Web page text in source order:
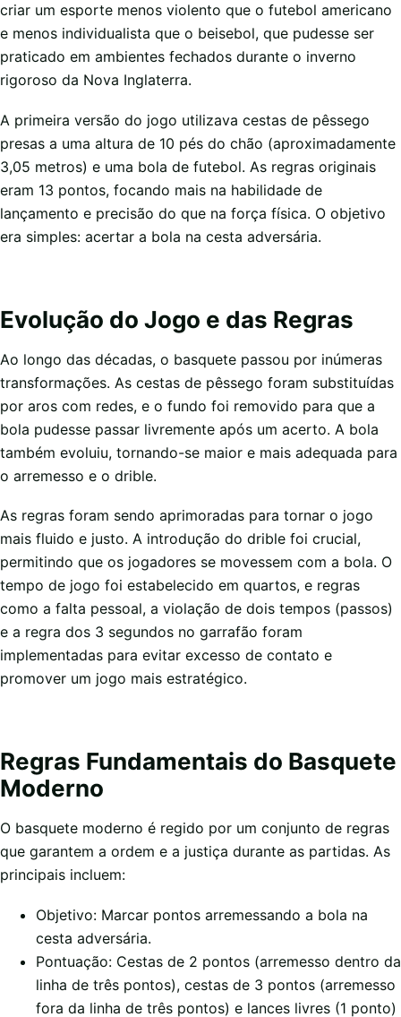
criar um esporte menos violento que o futebol americano
e menos individualista que o beisebol, que pudesse ser
praticado em ambientes fechados durante o inverno
rigoroso da Nova Inglaterra.
A primeira versão do jogo utilizava cestas de pêssego
presas a uma altura de 10 pés do chão (aproximadamente
3,05 metros) e uma bola de futebol. As regras originais
eram 13 pontos, focando mais na habilidade de
lançamento e precisão do que na força física. O objetivo
era simples: acertar a bola na cesta adversária.
Evolução do Jogo e das Regras
Ao longo das décadas, o basquete passou por inúmeras
transformações. As cestas de pêssego foram substituídas
por aros com redes, e o fundo foi removido para que a
bola pudesse passar livremente após um acerto. A bola
também evoluiu, tornando-se maior e mais adequada para
o arremesso e o drible.
As regras foram sendo aprimoradas para tornar o jogo
mais fluido e justo. A introdução do drible foi crucial,
permitindo que os jogadores se movessem com a bola. O
tempo de jogo foi estabelecido em quartos, e regras
como a falta pessoal, a violação de dois tempos (passos)
e a regra dos 3 segundos no garrafão foram
implementadas para evitar excesso de contato e
promover um jogo mais estratégico.
Regras Fundamentais do Basquete
Moderno
O basquete moderno é regido por um conjunto de regras
que garantem a ordem e a justiça durante as partidas. As
principais incluem:
Objetivo: Marcar pontos arremessando a bola na
cesta adversária.
Pontuação: Cestas de 2 pontos (arremesso dentro da
linha de três pontos), cestas de 3 pontos (arremesso
fora da linha de três pontos) e lances livres (1 ponto)